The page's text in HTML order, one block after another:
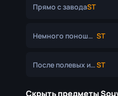
Перчатки Зуб Удава
Перчатки Гидры
Прямо с заводаST
Немного поношенное ST
После полевых испытанийST
Скрыть предметы